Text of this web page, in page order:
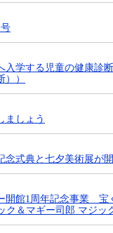
入学する児童の健康診
）
ましょう
念式典と七夕美術展が
開館1周年記念事業 宝
ク＆マギー司郎 マジッ